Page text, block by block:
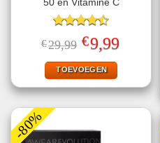
50 en Vitamine C
Gewaardeerd
4.50uit 5
€29,99 Oorspronkelijke
prijs
was:
€29,99.
€9,99Huidige
prijs
TOEVOEGEN
-80%